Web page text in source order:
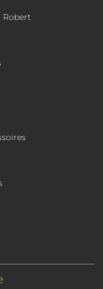
Robert